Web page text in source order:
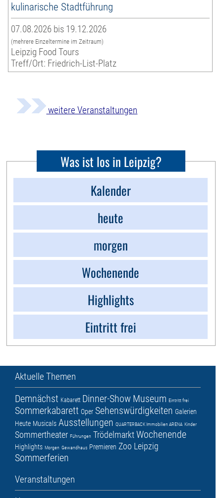
kulinarische Stadtführung
07.08.2026 bis 19.12.2026
(mehrere Einzeltermine im Zeitraum)
Leipzig Food Tours
Treff/Ort: Friedrich-List-Platz
weitere Veranstaltungen
Was ist los in Leipzig?
Kalender
heute
morgen
Wochenende
Highlights
Eintritt frei
Aktuelle Themen
Demnächst Kabarett Dinner-Show Museum Eintritt frei
Sommerkabarett Oper Sehenswürdigkeiten Galerien
Heute Musicals Ausstellungen QUARTERBACK Immobilien ARENA Kinder
Sommertheater Führungen TrödelmarktWochenende
Highlights Morgen Gewandhaus Premieren Zoo Leipzig
Sommerferien
Veranstaltungen